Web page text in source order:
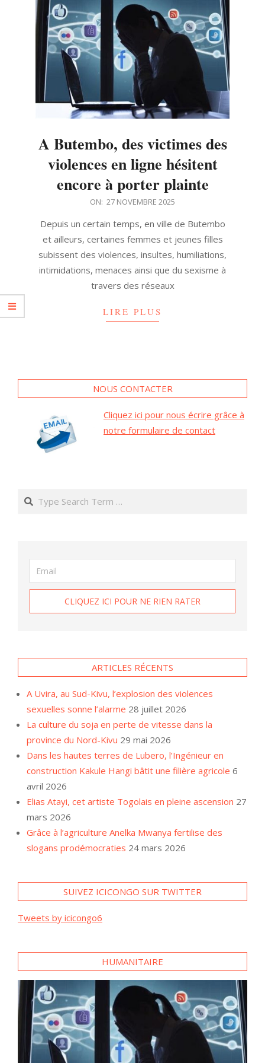
A Butembo, des victimes des
violences en ligne hésitent
encore à porter plainte
ON: 27 NOVEMBRE 2025
Depuis un certain temps, en ville de Butembo
et ailleurs, certaines femmes et jeunes filles
subissent des violences, insultes, humiliations,
intimidations, menaces ainsi que du sexisme à
travers des réseaux
LIRE PLUS
NOUS CONTACTER
Cliquez ici pour nous écrire grâce à
notre formulaire de contact
Search
ARTICLES RÉCENTS
A Uvira, au Sud-Kivu, l’explosion des violences
sexuelles sonne l’alarme 28 juillet 2026
La culture du soja en perte de vitesse dans la
province du Nord-Kivu 29 mai 2026
Dans les hautes terres de Lubero, l’Ingénieur en
construction Kakule Hangi bâtit une filière agricole 6
avril 2026
Elias Atayi, cet artiste Togolais en pleine ascension 27
mars 2026
Grâce à l’agriculture Anelka Mwanya fertilise des
slogans prodémocraties 24 mars 2026
SUIVEZ ICICONGO SUR TWITTER
Tweets by icicongo6
HUMANITAIRE